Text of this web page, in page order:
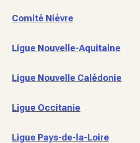
Comité Nièvre
Ligue Nouvelle-Aquitaine
Ligue Nouvelle Calédonie
Ligue Occitanie
Ligue Pays-de-la-Loire